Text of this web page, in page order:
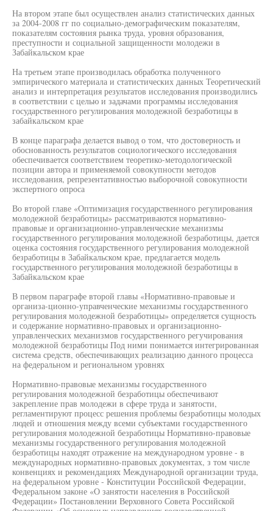
На втором этапе был осуществлен анализ статистических данных
за 2004-2008 гг по социально-демографическим показателям,
показателям состояния рынка труда, уровня образования,
преступности и социальной защищенности молодежи в
Забайкальском крае
На третьем этапе производилась обработка полученного
эмпирического материала и статистических данных Теоретический
анализ и интерпретация результатов исследования производились
в соответствии с целью и задачами программы исследования
государственного регулирования молодежной безработицы в
забайкальском крае
В конце параграфа делается вывод о том, что достоверность и
обоснованность результатов социологического исследования
обеспечивается соответствием теоретико-методологической
позиции автора и применяемой совокупности методов
исследования, репрезентативностью выборочной совокупности
экспертного опроса
Во второй главе «Оптимизация государственного регулирования
молодежной безработицы» рассматриваются нормативно-
правовые и организационно-управленческие механизмы
государственного регулирования молодежной безработицы, дается
оценка состояния государственного регулирования молодежной
безработицы в Забайкальском крае, предлагается модель
государственного регулирования молодежной безработицы в
Забайкальском крае
В первом параграфе второй главы «Нормативно-правовые и
организа-ционно-управченческие механизмы государственного
регулирования молодежной безработицы» определяется сущность
и содержание нормативно-правовых и организационно-
управленческих механизмов государственного регучирования
молодежной безработицы Под ними понимается интегрированная
система средств, обеспечивающих реализацию данного процесса
на федеральном и региональном уровнях
Нормативно-правовые механизмы государственного
регулирования молодежной безработицы обеспечивают
закрепление прав молодежи в сфере труда и занятости,
регламентируют процесс решения проблемы безработицы молодых
людей и отношения между всеми субъектами государственного
регулирования молодежной безработицы Нормативно-правовые
механизмы государственного регулирования молодежной
безработицы находят отражение на международном уровне - в
международных нормативно-правовых документах, з том числе
конвенциях и рекомендациях Международной организации труда,
на федеральном уровне - Конституции Российской Федерации,
Федеральном законе «О занятости населения в Российской
Федерации» Постановлении Верховного Совета Российской